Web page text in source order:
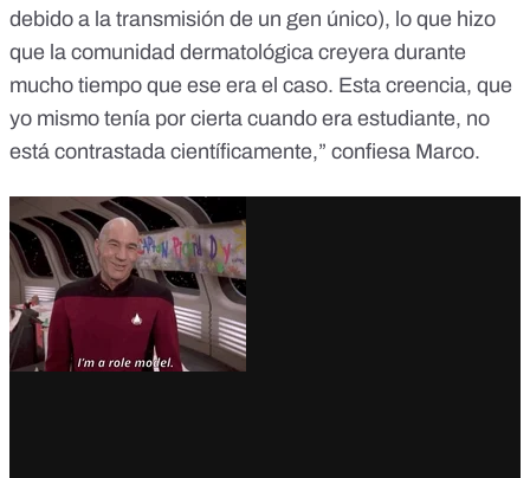
debido a la transmisión de un gen único), lo que hizo
que la comunidad dermatológica creyera durante
mucho tiempo que ese era el caso. Esta creencia, que
yo mismo tenía por cierta cuando era estudiante, no
está contrastada científicamente,” confiesa Marco.